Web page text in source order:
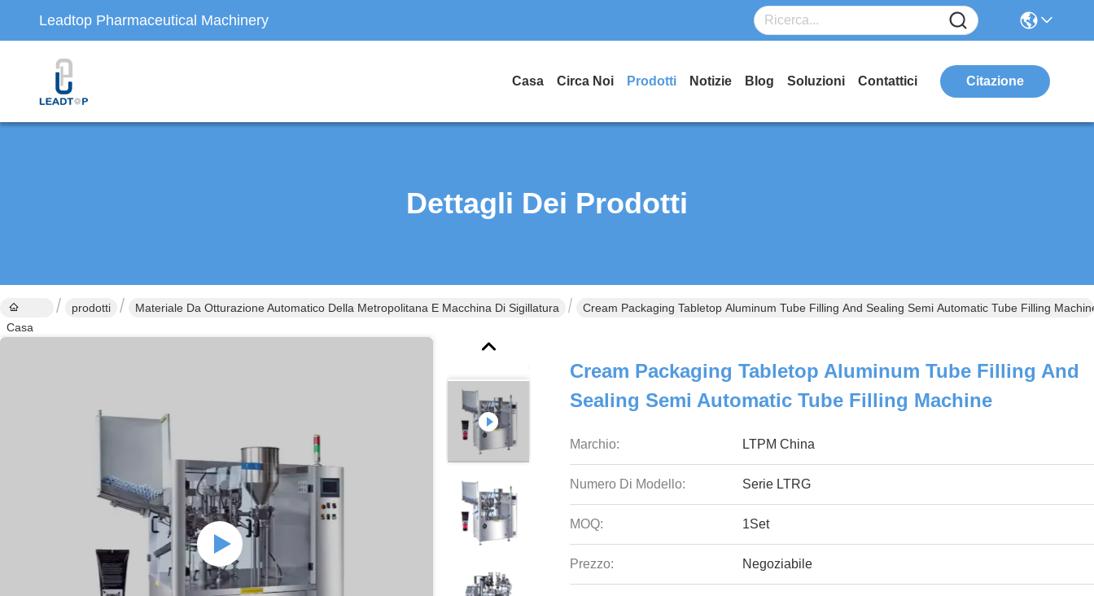
Leadtop Pharmaceutical Machinery
Casa Circa Noi Prodotti Notizie Blog Soluzioni Contattici Citazione
Dettagli Dei Prodotti
Casa
prodotti Materiale Da Otturazione Automatico Della Metropolitana E Macchina Di Sigillatura Cream Packaging Tabletop Aluminum Tube Filling And Sealing Semi Automatic Tube Filling
Cream Packaging Tabletop Aluminum Tube Filling And
Sealing Semi Automatic Tube Filling Machine
Marchio: LTPM China
Numero Di Modello: Serie LTRG
MOQ: 1Set
Prezzo: Negoziabile